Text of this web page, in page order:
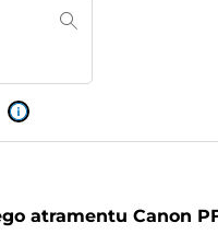
atramentu Canon